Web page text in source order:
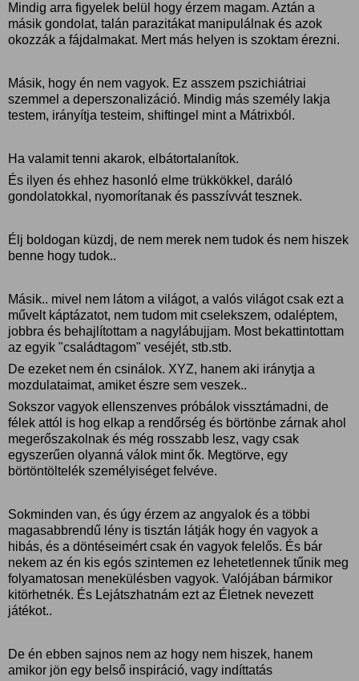
Mindig arra figyelek belül hogy érzem magam. Aztán a
másik gondolat, talán parazitákat manipulálnak és azok
okozzák a fájdalmakat. Mert más helyen is szoktam érezni.
Másik, hogy én nem vagyok. Ez asszem pszichiátriai
szemmel a deperszonalizáció. Mindig más személy lakja
testem, irányítja testeim, shiftingel mint a Mátrixból.
Ha valamit tenni akarok, elbátortalanítok.
És ilyen és ehhez hasonló elme trükkökkel, daráló
gondolatokkal, nyomorítanak és passzívvát tesznek.
Élj boldogan küzdj, de nem merek nem tudok és nem hiszek
benne hogy tudok..
Másik.. mivel nem látom a világot, a valós világot csak ezt a
művelt káptázatot, nem tudom mit cselekszem, odaléptem,
jobbra és behajlítottam a nagylábujjam. Most bekattintottam
az egyik "családtagom" veséjét, stb.stb.
De ezeket nem én csinálok. XYZ, hanem aki iránytja a
mozdulataimat, amiket észre sem veszek..
Sokszor vagyok ellenszenves próbálok vissztámadni, de
félek attól is hog elkap a rendőrség és börtönbe zárnak ahol
megerőszakolnak és még rosszabb lesz, vagy csak
egyszerűen olyanná válok mint ők. Megtörve, egy
börtöntöltelék személyiséget felvéve.
Sokminden van, és úgy érzem az angyalok és a többi
magasabbrendű lény is tisztán látják hogy én vagyok a
hibás, és a döntéseimért csak én vagyok felelős. És bár
nekem az én kis egós szintemen ez lehetetlennek tűnik meg
folyamatosan menekülésben vagyok. Valójában bármikor
kitörhetnék. És Lejátszhatnám ezt az Életnek nevezett
játékot..
De én ebben sajnos nem az hogy nem hiszek, hanem
amikor jön egy belső inspiráció, vagy indíttatás